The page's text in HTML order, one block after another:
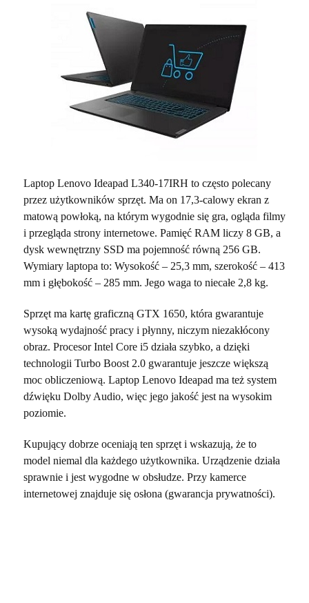
Laptop Lenovo Ideapad L340-17IRH to często polecany
przez użytkowników sprzęt. Ma on 17,3-calowy ekran z
matową powłoką, na którym wygodnie się gra, ogląda filmy
i przegląda strony internetowe. Pamięć RAM liczy 8 GB, a
dysk wewnętrzny SSD ma pojemność równą 256 GB.
Wymiary laptopa to: Wysokość – 25,3 mm, szerokość – 413
mm i głębokość – 285 mm. Jego waga to niecałe 2,8 kg.
Sprzęt ma kartę graficzną GTX 1650, która gwarantuje
wysoką wydajność pracy i płynny, niczym niezakłócony
obraz. Procesor Intel Core i5 działa szybko, a dzięki
technologii Turbo Boost 2.0 gwarantuje jeszcze większą
moc obliczeniową. Laptop Lenovo Ideapad ma też system
dźwięku Dolby Audio, więc jego jakość jest na wysokim
poziomie.
Kupujący dobrze oceniają ten sprzęt i wskazują, że to
model niemal dla każdego użytkownika. Urządzenie działa
sprawnie i jest wygodne w obsłudze. Przy kamerce
internetowej znajduje się osłona (gwarancja prywatności).